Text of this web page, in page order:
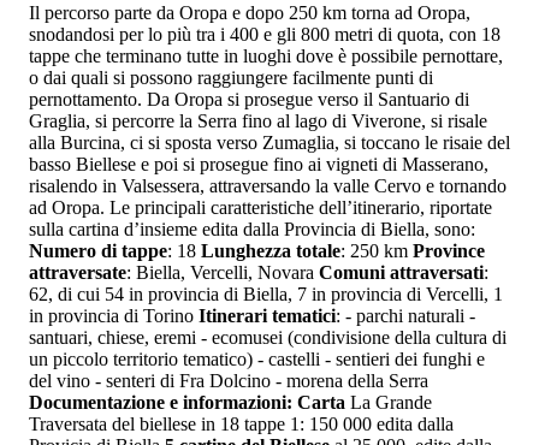
Il percorso parte da Oropa e dopo 250 km torna ad Oropa,
snodandosi per lo più tra i 400 e gli 800 metri di quota, con 18
tappe che terminano tutte in luoghi dove è possibile pernottare,
o dai quali si possono raggiungere facilmente punti di
pernottamento. Da Oropa si prosegue verso il Santuario di
Graglia, si percorre la Serra fino al lago di Viverone, si risale
alla Burcina, ci si sposta verso Zumaglia, si toccano le risaie del
basso Biellese e poi si prosegue fino ai vigneti di Masserano,
risalendo in Valsessera, attraversando la valle Cervo e tornando
ad Oropa. Le principali caratteristiche dell’itinerario, riportate
sulla cartina d’insieme edita dalla Provincia di Biella, sono:
Numero di tappe: 18 Lunghezza totale: 250 km Province
attraversate: Biella, Vercelli, Novara Comuni attraversati:
62, di cui 54 in provincia di Biella, 7 in provincia di Vercelli, 1
in provincia di Torino Itinerari tematici: - parchi naturali -
santuari, chiese, eremi - ecomusei (condivisione della cultura di
un piccolo territorio tematico) - castelli - sentieri dei funghi e
del vino - senteri di Fra Dolcino - morena della Serra
Documentazione e informazioni: Carta La Grande
Traversata del biellese in 18 tappe 1: 150 000 edita dalla